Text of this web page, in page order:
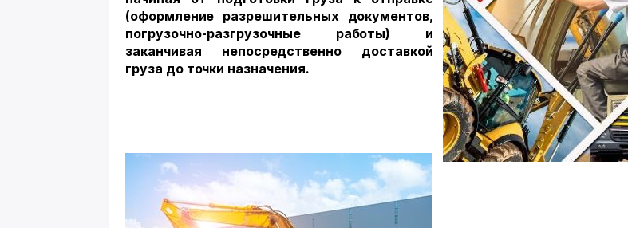
(оформление разрешительных документов,
погрузочно-разгрузочные работы) и
заканчивая непосредственно доставкой
груза до точки назначения.